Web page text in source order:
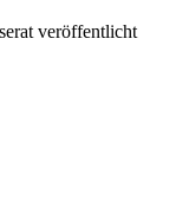
veröffentlicht